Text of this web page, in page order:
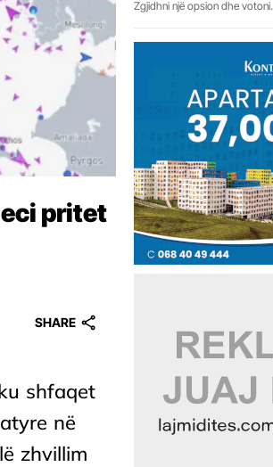
pritet
SHARE
shfaqet
në
zhvillim
Zgjidhni një opsion dhe votoni.